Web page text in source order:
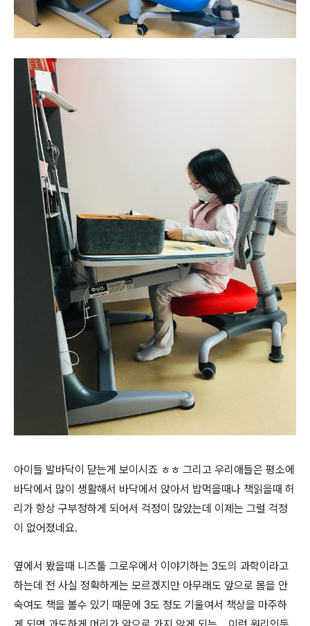
아이들 발바닥이 닫는게 보이시죠 ㅎㅎ 그리고 우리애들은 평소에
바닥에서 많이 생활해서 바닥에서 앉아서 밥먹을때나 책읽을때 허
리가 항상 구부정하게 되어서 걱정이 많았는데 이제는 그럴 걱정
이 없어졌네요.
옆에서 봤을때 니즈툴 그로우에서 이야기하는 3도의 과학이라고
하는데 전 사실 정확하게는 모르겠지만 아무래도 앞으로 몸을 안
숙여도 책을 볼수 있기 때문에 3도 정도 기울여서 책상을 마주하